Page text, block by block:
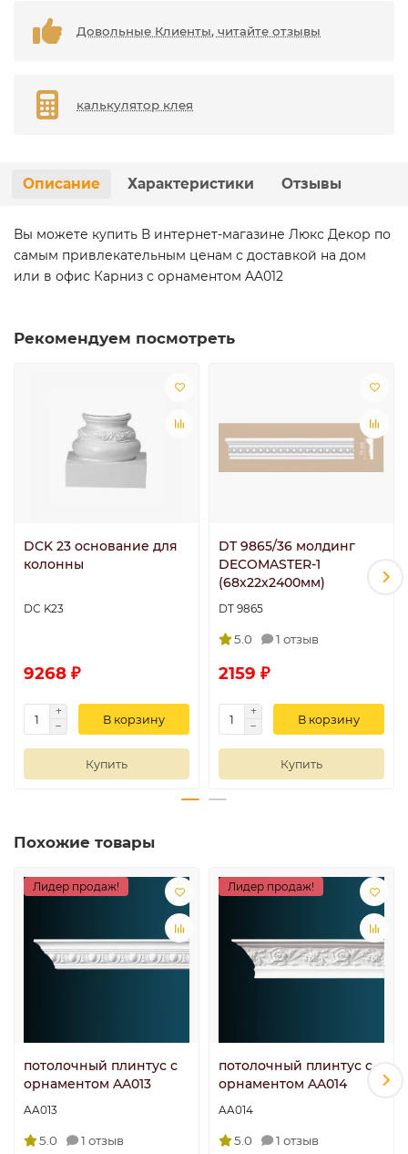
Довольные Клиенты, читайте отзывы
калькулятор клея
Описание Характеристики Отзывы
Вы можете купить В интернет-магазине Люкс Декор по
самым привлекательным ценам с доставкой на дом
или в офис Карниз с орнаментом AA012
Рекомендуем посмотреть
DCK 23 основание для
колонны
DC K23
9268 ₽
В корзину
Купить
DT 9865/36 молдинг
DECOMASTER-1
(68х22х2400мм)
DT 9865
5.0 1 отзыв
2159 ₽
В корзину
Купить
Похожие товары
Лидер продаж!
потолочный плинтус с
орнаментом AA013
AA013
5.0 1 отзыв
Лидер продаж!
потолочный плинтус с
орнаментом AA014
AA014
5.0 1 отзыв